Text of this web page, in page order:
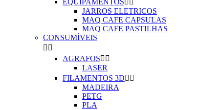
JARROS ELETRICOS
MAQ CAFE CAPSULAS
MAQ CAFE PASTILHAS
CONSUMÍVEIS
 
AGRAFOS 
LASER
FILAMENTOS 3D 
MADEIRA
PETG
PLA